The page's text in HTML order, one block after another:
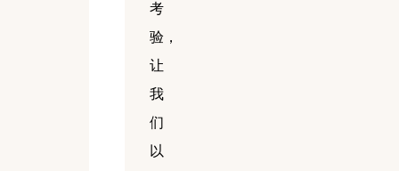
考
验，
让
我
们
以